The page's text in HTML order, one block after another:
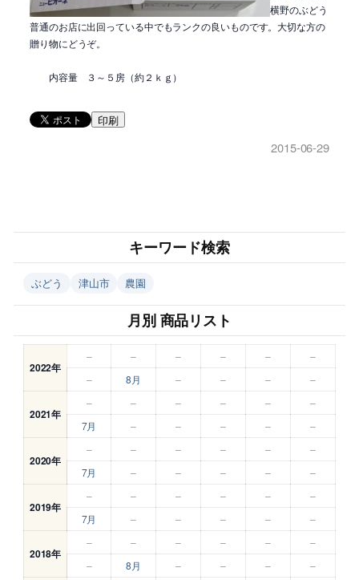
横野のぶどう
普通のお店に出回っている中でもランクの良いものです。大切な方の
贈り物にどうぞ。
内容量 ３～５房（約２ｋｇ）
印刷
2015-06-29
キーワード検索
ぶどう 津山市 農園
月別 商品リスト
2022年
– – – – –
–
–
8月 – – – –
2021年
– – – – –
–
7月
– – – – –
2020年
– – – – –
–
7月
– – – – –
2019年
– – – – –
–
7月
– – – – –
2018年
– – – – –
–
–
8月 – – – –